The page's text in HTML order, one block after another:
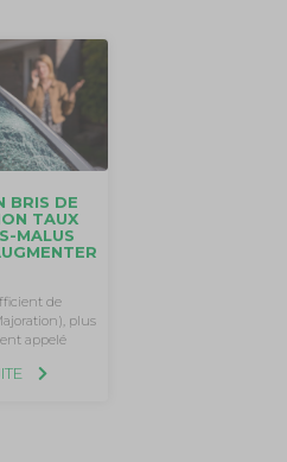
BRIS DE
TAUX
MALUS
de
plus
appelé